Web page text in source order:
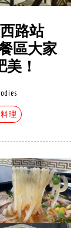
路站
區大家
！
理